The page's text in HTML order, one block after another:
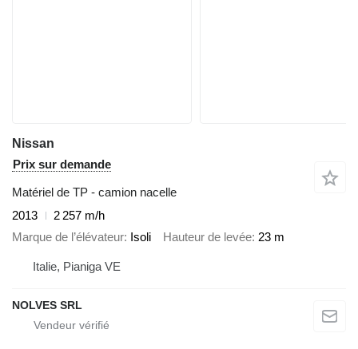
Nissan
Prix sur demande
Matériel de TP - camion nacelle
2013
2 257 m/h
Marque de l’élévateur Isoli Hauteur de levée 23 m
Italie, Pianiga VE
NOLVES SRL